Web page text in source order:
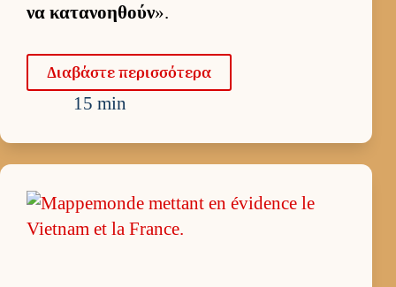
να κατανοη­θούν».
Δια­βάστε περισ­σότερα
15 min